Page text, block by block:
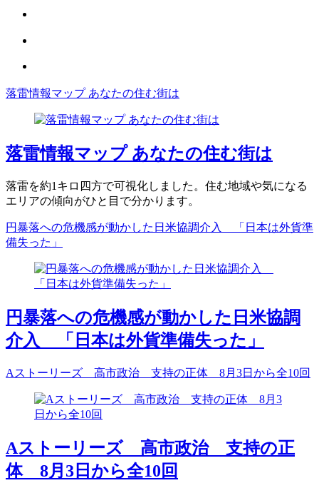
落雷情報マップ あなたの住む街は
落雷情報マップ あなたの住む街は
落雷を約1キロ四方で可視化しました。住む地域や気になる
エリアの傾向がひと目で分かります。
円暴落への危機感が動かした日米協調介入 「日本は外貨準
備失った」
円暴落への危機感が動かした日米協調
介入 「日本は外貨準備失った」
Aストーリーズ 高市政治 支持の正体 8月3日から全10回
Aストーリーズ 高市政治 支持の正
体 8月3日から全10回